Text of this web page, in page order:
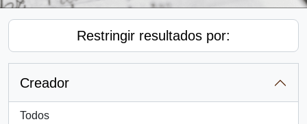
Restringir resultados por:
Creador
Todos